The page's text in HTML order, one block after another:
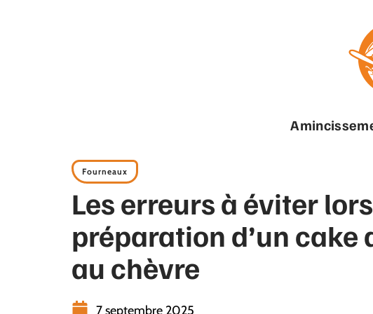
Fourneaux
Les erreurs à éviter
préparation d’un cake
au chèvre
7 septembre 2025